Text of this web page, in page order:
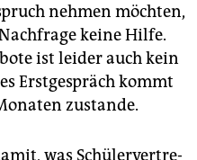
nehmen möchten,
keine Hilfe.
ist leider auch kein
Erstgespräch kommt
zustande.
was Schü­ler­ver­tre­